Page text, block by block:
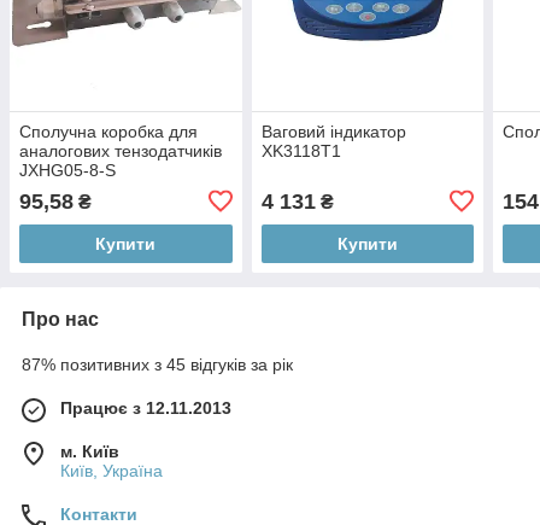
Сполучна коробка для
аналогових тензодатчиків
JXHG05-8-S
95,58 ₴
Купити
Ваговий індикатор
XK3118T1
4 131₴
Купити
Про нас
87% позитивних з 45 відгуків за рік
Працює з 12.11.2013
м. Київ
Київ, Україна
Контакти